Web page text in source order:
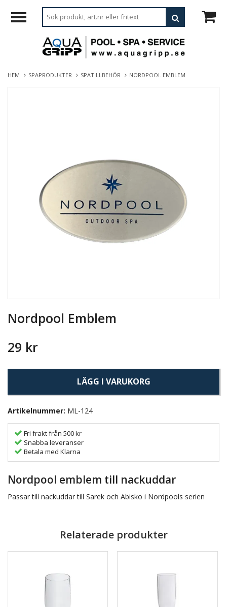
HEM SPAPRODUKTER SPATILLBEHÖR NORDPOOL EMBLEM
Nordpool Emblem
29 kr
LÄGG I VARUKORG
Artikelnummer: ML-124
Fri frakt från 500 kr
Snabba leveranser
Betala med Klarna
Nordpool emblem till nackuddar
Passar till nackuddar till Sarek och Abisko i Nordpools serien
Relaterade produkter